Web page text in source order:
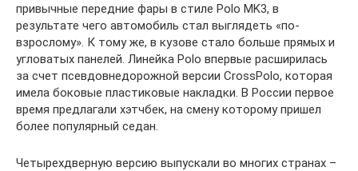
привычные передние фары в стиле Polo MK3, в
результате чего автомобиль стал выглядеть «по-
взрослому». К тому же, в кузове стало больше прямых и
угловатых панелей. Линейка Polo впервые расширилась
за счет псевдовнедорожной версии CrossPolo, которая
имела боковые пластиковые накладки. В России первое
время предлагали хэтчбек, на смену которому пришел
более популярный седан.
Четырехдверную версию выпускали во многих странах –